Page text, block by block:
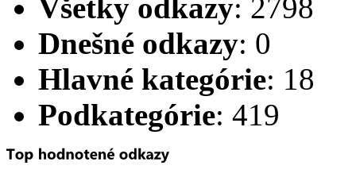
Všetky odkazy: 2798
Dnešné odkazy: 0
Hlavné kategórie: 18
Podkategórie: 419